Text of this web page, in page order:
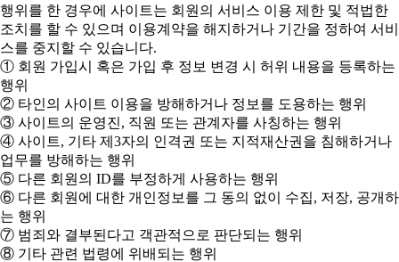
행위를 한 경우에 사이트는 회원의 서비스 이용 제한 및 적법한
조치를 할 수 있으며 이용계약을 해지하거나 기간을 정하여 서비
스를 중지할 수 있습니다.
① 회원 가입시 혹은 가입 후 정보 변경 시 허위 내용을 등록하는
행위
② 타인의 사이트 이용을 방해하거나 정보를 도용하는 행위
③ 사이트의 운영진, 직원 또는 관계자를 사칭하는 행위
④ 사이트, 기타 제3자의 인격권 또는 지적재산권을 침해하거나
업무를 방해하는 행위
⑤ 다른 회원의 ID를 부정하게 사용하는 행위
⑥ 다른 회원에 대한 개인정보를 그 동의 없이 수집, 저장, 공개하
는 행위
⑦ 범죄와 결부된다고 객관적으로 판단되는 행위
⑧ 기타 관련 법령에 위배되는 행위